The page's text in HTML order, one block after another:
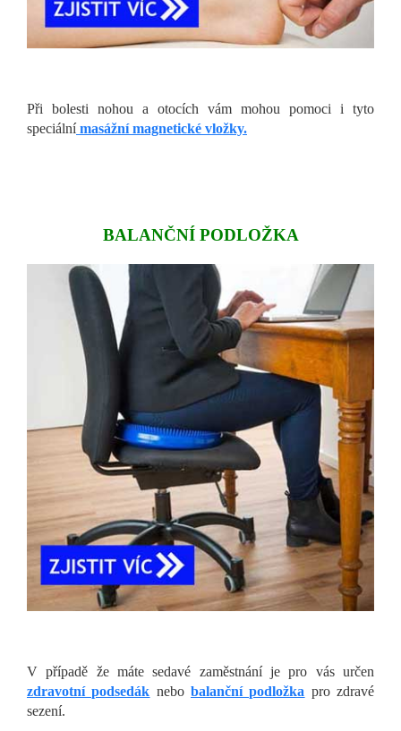
Při bolesti nohou a otocích vám mohou pomoci i tyto
speciálnímasážní magnetické vložky.
BALANČNÍ PODLOŽKA
V případě že máte sedavé zaměstnání je pro vás určen
zdravotní podsedák nebobalanční podložka pro zdravé
sezení.